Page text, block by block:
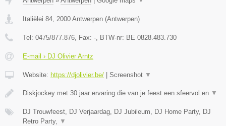
Italiëlei 84 2000 Antwerpen (Antwerpen)
Tel: 0475/877.876 , Fax: - , BTW-nr: BE 0828.483.730
E-mail › DJ Olivier Arntz
Website: https://djolivier.be/ Screenshot ▼
Diskjockey met 30 jaar ervaring die van je feest een sfeervol en ▼
DJ Trouwfeest, DJ Verjaardag, DJ Jubileum, DJ Home Party, DJ
Retro Party,
▼